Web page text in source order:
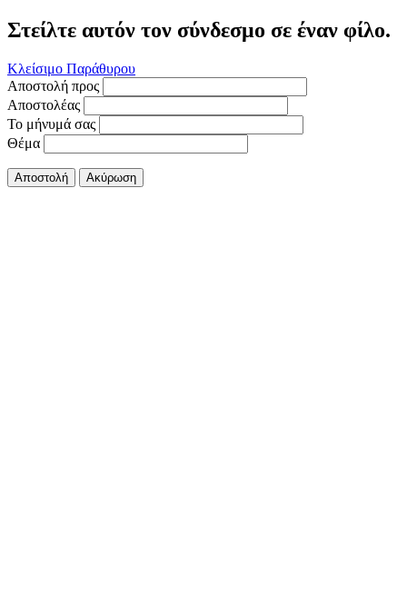
Στείλτε αυτόν τον σύνδεσμο σε έναν φίλο.
Κλείσιμο Παράθυρου
Αποστολή προς
Αποστολέας
Το μήνυμά σας
Θέμα
Αποστολή Ακύρωση